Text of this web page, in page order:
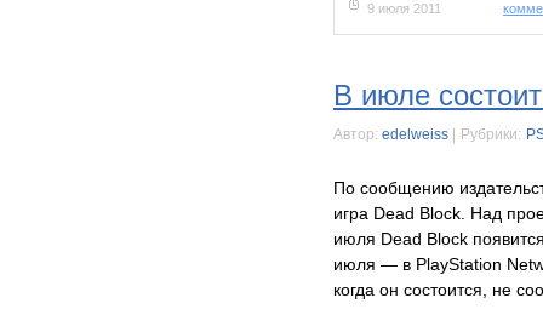
9 июля 2011
В июле
Автор: edelweiss Рубрики:
По сообщению
игра Dead Block. Над
июля Dead Block
июля — в PlayStation
когда он состоится, не